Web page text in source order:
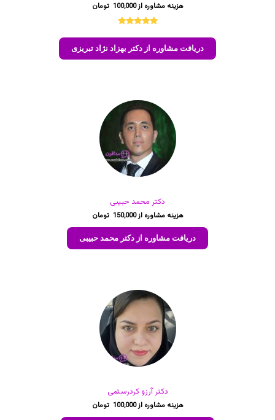
100,000
5.00
دریافت مشاوره از دکتر بهزاد نژاد تبریزی
دکتر محمد حبیبی
150,000
دریافت مشاوره از دکتر محمد حبیبی
دکتر آرزو کردرستمی
100,000